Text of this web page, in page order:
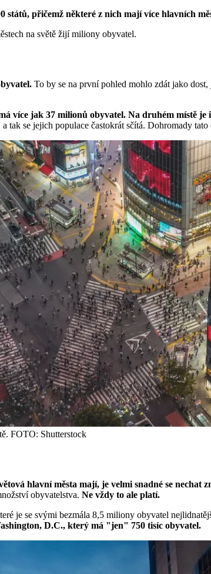
států, přičemž některé z nich mají více hlavních
na světě žijí miliony obyvatel.
To by se na první pohled mohlo zdát jako
více jak 37 milionů obyvatel. Na druhém místě je
tak se jejich populace častokrát sčítá. Dohromady
FOTO: Shutterstock
hlavní města mají, je velmi snadné se nechat
obyvatelstva. Ne vždy to ale platí.
je se svými bezmála 8,5 miliony obyvatel
D.C., který má "jen" 750 tisíc obyvatel.